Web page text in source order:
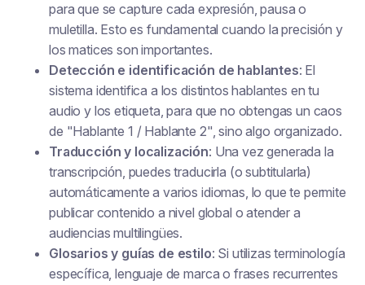
para que se capture cada expresión, pausa o
muletilla. Esto es fundamental cuando la precisión y
los matices son importantes.
Detección e identificación de hablantes: El
sistema identifica a los distintos hablantes en tu
audio y los etiqueta, para que no obtengas un caos
de "Hablante 1 / Hablante 2", sino algo organizado.
Traducción y localización: Una vez generada la
transcripción, puedes traducirla (o subtitularla)
automáticamente a varios idiomas, lo que te permite
publicar contenido a nivel global o atender a
audiencias multilingües.
Glosarios y guías de estilo: Si utilizas terminología
específica, lenguaje de marca o frases recurrentes